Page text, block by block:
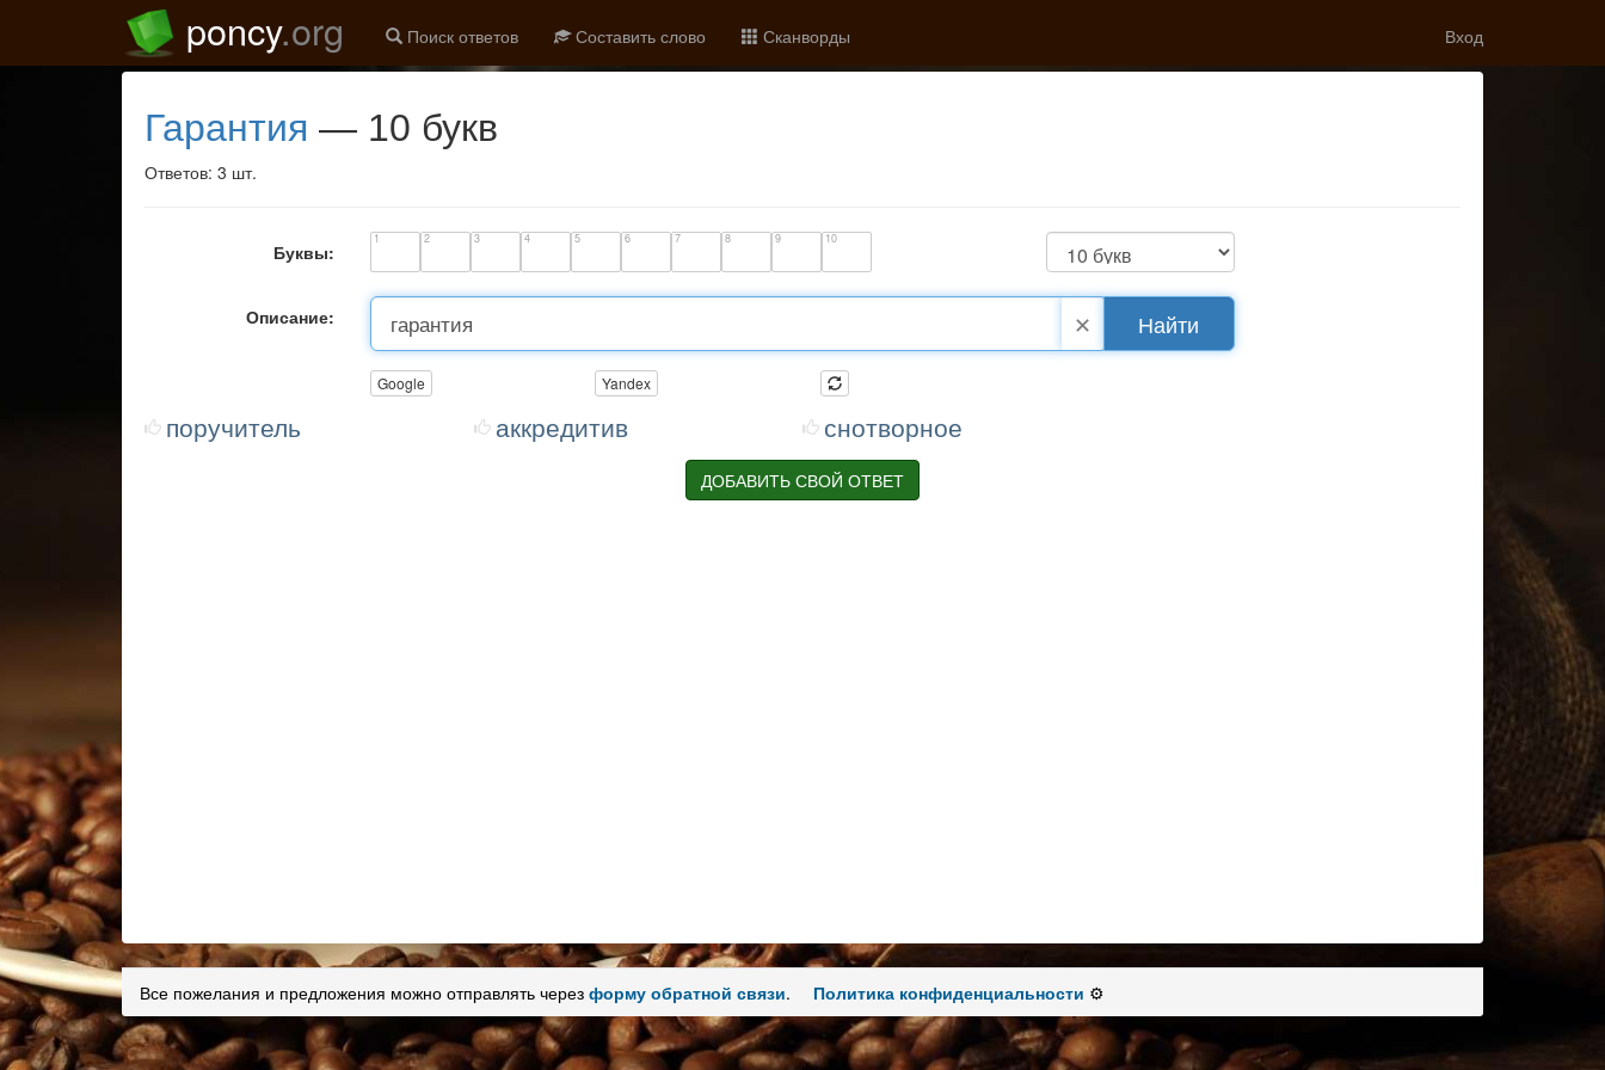
poncy.org Поиск ответов Составить слово Сканворды Вход
гарантия — 10 букв
Ответов: 3 шт.
поручитель аккредитив снотворное
Буквы:
1 2 3 4 5 6 7 8 9 10
Описание: ✕ Найти
Google Yandex
ДОБАВИТЬ СВОЙ ОТВЕТ
Все пожелания и предложения можно отправлять через форму обратной связи. Политика конфиденциальности ⚙️